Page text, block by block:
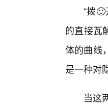
“拨
的直接瓦
体的曲线
是一种对
当这